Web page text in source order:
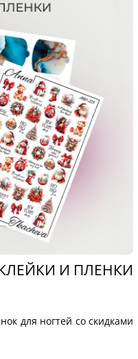
И ПЛЕНКИ
для ногтей со скидками